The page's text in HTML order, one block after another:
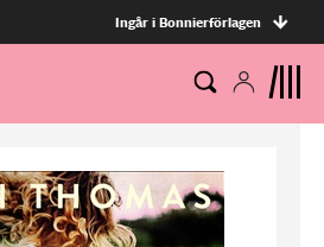
Ingår i Bonnierförlagen